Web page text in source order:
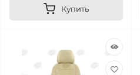
Купить